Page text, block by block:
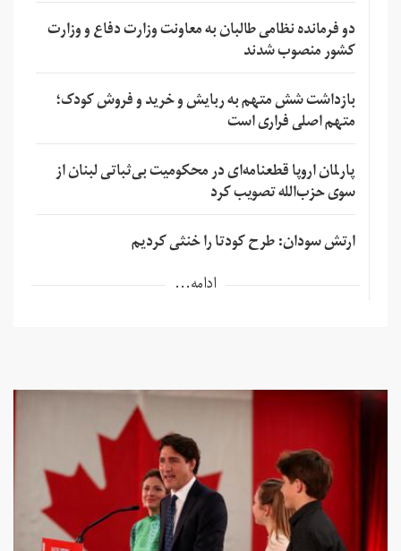
دو فرمانده نظامی طالبان به معاونت وزارت دفاع و وزارت
کشور منصوب شدند
بازداشت شش متهم به ربایش و خرید و فروش کودک؛
متهم اصلی فراری است
پارلمان اروپا قطعنامه‌ای در محکومیت بی‌ثباتی لبنان از
سوی حزب‌الله تصویب کرد
ارتش سودان: طرح کودتا را خنثی کردیم
ادامه...